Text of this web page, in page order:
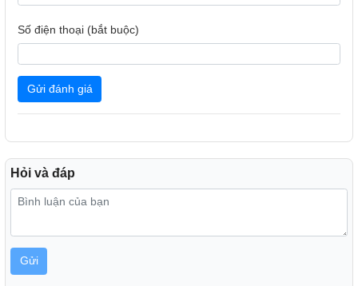
3 cối xay giúp xay nhiều loại thực phẩm khác nhau
Máy xay sinh tố Philips HR2041/30 bao gồm cối xay sinh tố
được làm từ nhựa kháng vỡ với dung tích 1 lít giúp xay các
loại trái cây, rau củ,... và cả đá lạnh. Bên cạnh đó còn có 2
Số điện thoại (bắt buộc)
Gửi đánh giá
Hỏi và đáp
Gửi